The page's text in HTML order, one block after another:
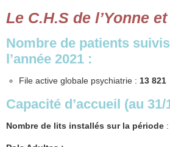
Le C.H.S de l’Yonne
Nombre de patients
l’année 2021 :
File active globale psychiatrie : 13 821
Capacité d’accueil (au 31/
Nombre de lits installés sur la période :